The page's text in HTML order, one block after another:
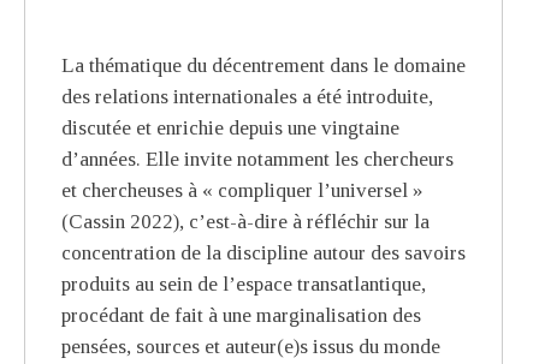
La thématique du décentrement dans le domaine
des relations internationales a été introduite,
discutée et enrichie depuis une vingtaine
d’années. Elle invite notamment les chercheurs
et chercheuses à « compliquer l’universel »
(Cassin 2022), c’est-à-dire à réfléchir sur la
concentration de la discipline autour des savoirs
produits au sein de l’espace transatlantique,
procédant de fait à une marginalisation des
pensées, sources et auteur(e)s issus du monde